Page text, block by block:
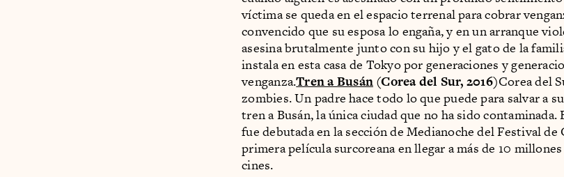
víctima se queda en el espacio terrenal para cobrar
convencido que su esposa lo engaña, y en un arranque
asesina brutalmente junto con su hijo y el gato de la
instala en esta casa de Tokyo por generaciones y
venganza.Tren a Busán(Corea del Sur, 2016)Corea del
zombies. Un padre hace todo lo que puede para salvar a
tren a Busán, la única ciudad que no ha sido
fue debutada en la sección de Medianoche del Festival de
primera película surcoreana en llegar a más de 10
cines.